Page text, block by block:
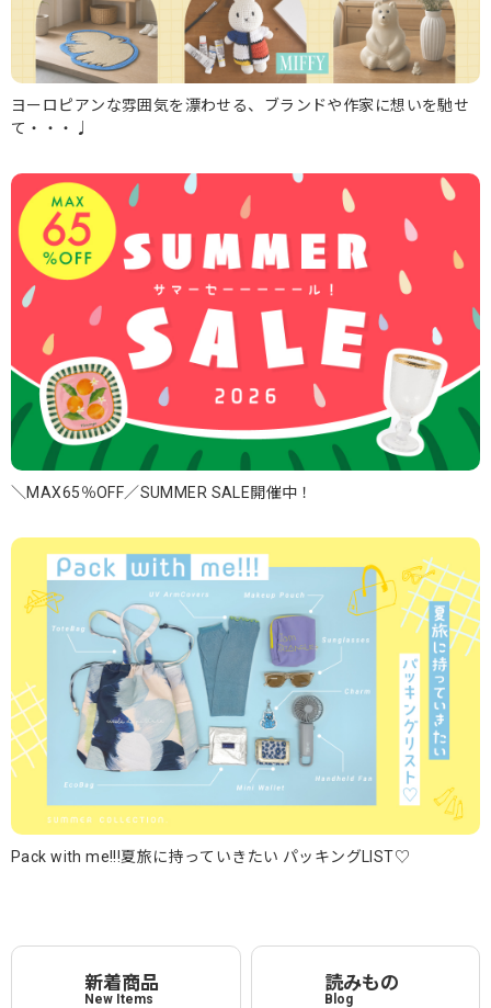
ヨーロピアンな雰囲気を漂わせる、ブランドや作家に想いを馳せ
て・・・♩
＼MAX65％OFF／SUMMER SALE開催中！
Pack with me!!!夏旅に持っていきたい パッキングLIST♡
新着商品
New Items
読みもの
Blog